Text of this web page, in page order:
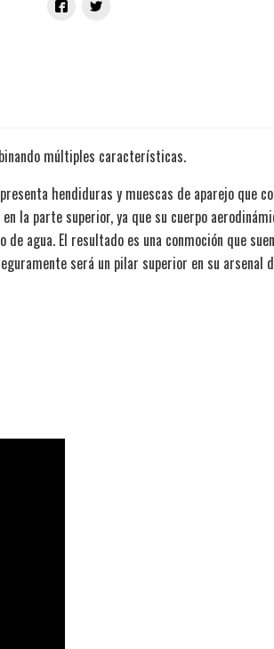
múltiples características.
hendiduras y muescas de aparejo que
la parte superior, ya que su cuerpo
agua. El resultado es una conmoción que
será un pilar superior en su arsenal